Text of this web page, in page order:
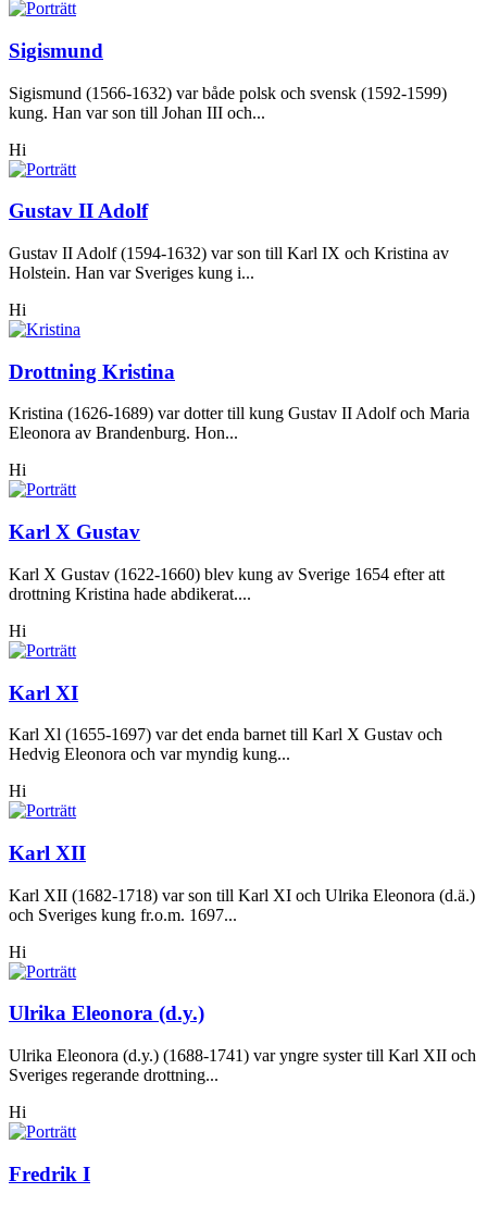
Sigismund
Sigismund (1566-1632) var både polsk och svensk (1592-1599)
kung. Han var son till Johan III och...
Hi
Gustav II Adolf
Gustav II Adolf (1594-1632) var son till Karl IX och Kristina av
Holstein. Han var Sveriges kung i...
Hi
Drottning Kristina
Kristina (1626-1689) var dotter till kung Gustav II Adolf och Maria
Eleonora av Brandenburg. Hon...
Hi
Karl X Gustav
Karl X Gustav (1622-1660) blev kung av Sverige 1654 efter att
drottning Kristina hade abdikerat....
Hi
Karl XI
Karl Xl (1655-1697) var det enda barnet till Karl X Gustav och
Hedvig Eleonora och var myndig kung...
Hi
Karl XII
Karl XII (1682-1718) var son till Karl XI och Ulrika Eleonora (d.ä.)
och Sveriges kung fr.o.m. 1697...
Hi
Ulrika Eleonora (d.y.)
Ulrika Eleonora (d.y.) (1688-1741) var yngre syster till Karl XII och
Sveriges regerande drottning...
Hi
Fredrik I